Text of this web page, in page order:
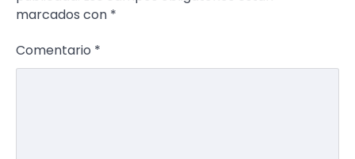
marcados con *
Comentario *